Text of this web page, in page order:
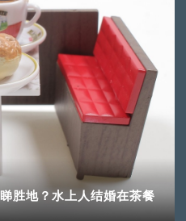
胜地？水上人结婚在茶餐